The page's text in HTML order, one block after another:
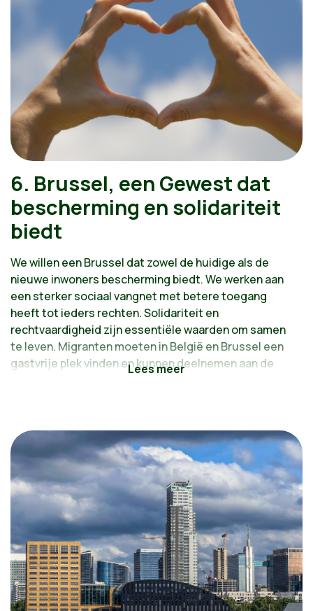
6. Brussel, een Gewest dat
bescherming en solidariteit
biedt
We willen een Brussel dat zowel de huidige als de
nieuwe inwoners bescherming biedt. We werken aan
een sterker sociaal vangnet met betere toegang
heeft tot ieders rechten. Solidariteit en
rechtvaardigheid zijn essentiële waarden om samen
te leven. Migranten moeten in België en Brussel een
gastvrije plek vinden en kunnen deelnemen aan de
Solidariteit en fiscale rechtvaardigheid versterken
Sociale rechten individualiseren door het statuut
van medebewoner af te schaffen
Een mild en humaan migratiebeleid
Ontwikkelen van de automatisering van de sociale
rechten en behoud van "fysieke" diensten en
loketten